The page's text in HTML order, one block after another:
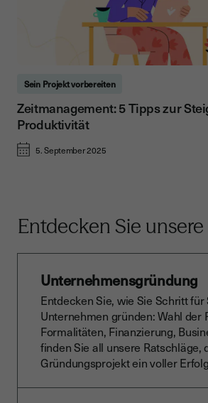
Sein Projekt vorbereiten
Zeitmanagement: 5 Tipps zur
Produktivität
5. September 2025
Entdecken Sie
Unternehmensgründung
Entdecken Sie, wie Sie Schritt
Unternehmen gründen: Wahl der
Formalitäten, Finanzierung,
finden Sie all unsere Ratschläge,
Gründungsprojekt ein voller